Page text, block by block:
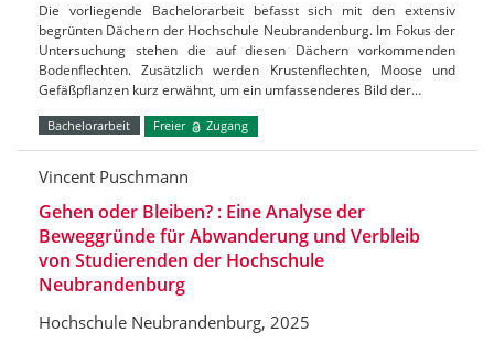
Die vorliegende Bachelorarbeit befasst sich mit den extensiv
begrünten Dächern der Hochschule Neubrandenburg. Im Fokus der
Untersuchung stehen die auf diesen Dächern vorkommenden
Bodenflechten. Zusätzlich werden Krustenflechten, Moose und
Gefäßpflanzen kurz erwähnt, um ein umfassenderes Bild der…
Bachelorarbeit Freier Zugang
Vincent Puschmann
Gehen oder Bleiben? : Eine Analyse der
Beweggründe für Abwanderung und Verbleib
von Studierenden der Hochschule
Neubrandenburg
Hochschule Neubrandenburg, 2025